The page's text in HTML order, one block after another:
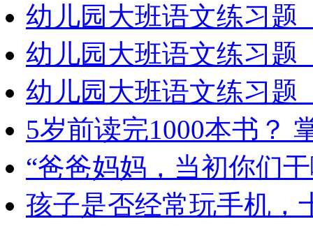
幼儿园大班语文练习题
幼儿园大班语文练习题
幼儿园大班语文练习题
5岁前读完1000本书？
“爸爸妈妈，当初你们
孩子是否经常玩手机，